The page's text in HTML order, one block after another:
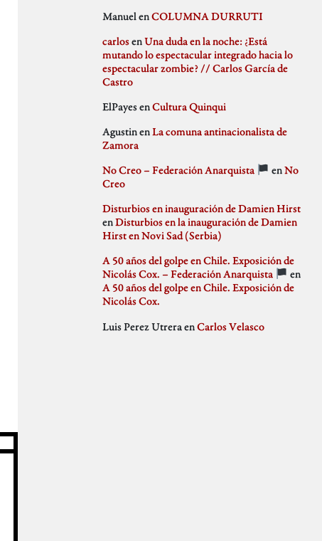
Memoria Histórica
Sin categoría
diciembre 2019
octubre 2019
septiembre 2019
julio 2019
junio 2019
abril 2019
febrero 2019
enero 2019
diciembre 2018
noviembre 2018
octubre 2018
septiembre 2018
agosto 2018
julio 2018
mayo 2018
abril 2018
marzo 2018
febrero 2018
diciembre 2017
Manuel enCOLUMNA DURRUTI
carlosenUna duda en la noche: ¿Está
mutando lo espectacular integrado hacia lo
espectacular zombie? // Carlos García de
Castro
ElPayesenCultura Quinqui
AgustinenLa comuna antinacionalista de
Zamora
No Creo – Federación Anarquista
enNo
Creo
Disturbios en inauguración de Damien Hirst
enDisturbios en la inauguración de Damien
Hirst en Novi Sad (Serbia)
A 50 años del golpe en Chile. Exposición de
Nicolás Cox. – Federación Anarquista
en
A 50 años del golpe en Chile. Exposición de
Nicolás Cox.
Luis Perez Utrera enCarlos Velasco